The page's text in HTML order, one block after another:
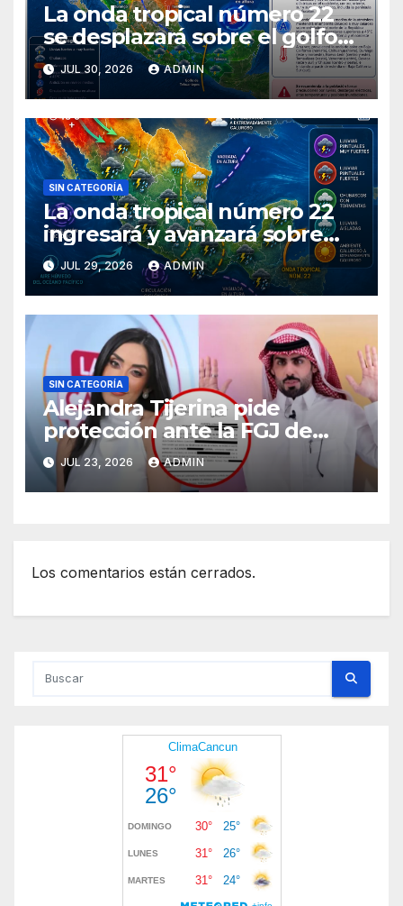
La onda tropical número 22
se desplazará sobre el golfo
de Tehuantepec y el sur del
país
JUL 30, 2026 ADMIN
SIN CATEGORÍA
La onda tropical número 22
ingresará y avanzará sobre
México
JUL 29, 2026 ADMIN
SIN CATEGORÍA
Alejandra Tijerina pide
protección ante la FGJ de
CdMx por vîolêncîa mediática
y psicológica de Masad
Altamimi, integrante de La
JUL 23, 2026 ADMIN
Los comentarios están cerrados.